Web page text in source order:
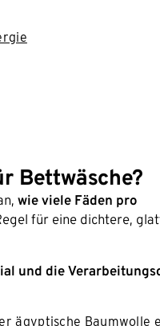
Bettwäsche?
wie viele Fäden pro
für eine dichtere,
und die
ägyptische Baumwolle